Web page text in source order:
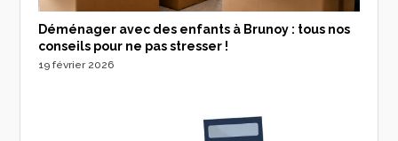
Déménager avec des enfants à Brunoy : tous nos
conseils pour ne pas stresser !
19 février 2026